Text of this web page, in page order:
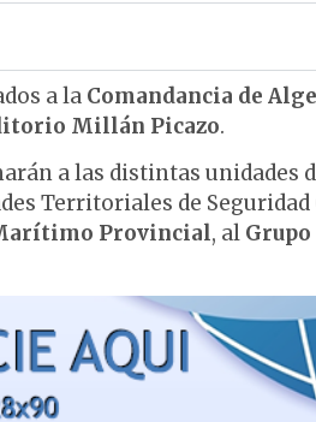
a la Comandancia de
Millán Picazo.
a las distintas unidades
Territoriales de
Provincial, al